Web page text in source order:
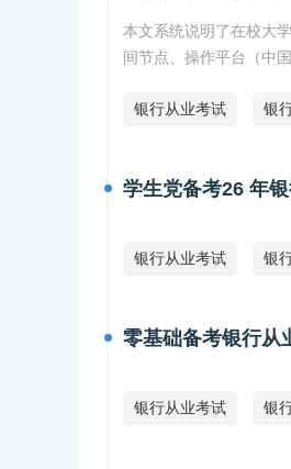
本文系统说明了在校大
间节点、操作平台（中
银行从业考试 银
学生党备考26 年
银行从业考试 银
零基础备考银行从
银行从业考试 银